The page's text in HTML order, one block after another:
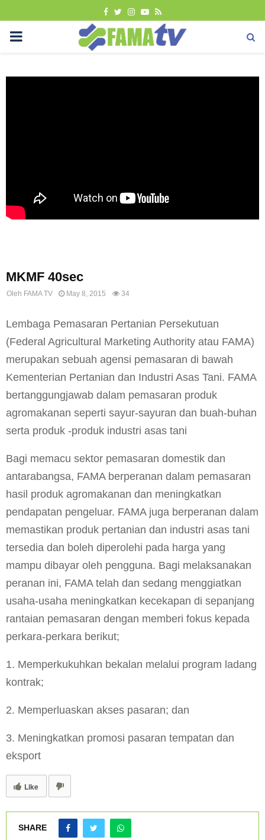
FACEBOOK
TWITTER
INSTAGRAM
YOUTUBE
RSS
PRIMARY
MKMF 40sec
Oleh FAMA TV May 8, 2015 34
Lembaga Pemasaran Pertanian Persekutuan
(Federal Agricultural Marketing Authority atau FAMA)
merupakan sebuah agensi pemasaran di bawah
Kementerian Pertanian dan Industri Asas Tani. FAMA
bertanggungjawab dalam pemasaran produk
agromakanan seperti sayur-sayuran dan buah-buhan
serta produk -produk industri asas tani
Bagi memacu sektor pemasaran domestik dan
antarabangsa, FAMA berperanan dalam pemasaran
hasil produk agromakanan dan meningkatkan
pendapatan pengeluar. FAMA juga berperanan dalam
memastikan produk pertanian dan industri asas tani
tersedia dan boleh diperolehi pada harga yang
mampu dibayar oleh pengguna. Bagi melaksanakan
peranan ini, FAMA telah dan sedang menggiatkan
usaha-usaha meningkatkan kecekapan di sepanjang
rantaian pemasaran dengan memberi fokus kepada
perkara-perkara berikut;
1. Memperkukuhkan bekalan melalui program ladang
kontrak;
2. Memperluaskan akses pasaran; dan
3. Meningkatkan promosi pasaran tempatan dan
eksport
Like
SHARE